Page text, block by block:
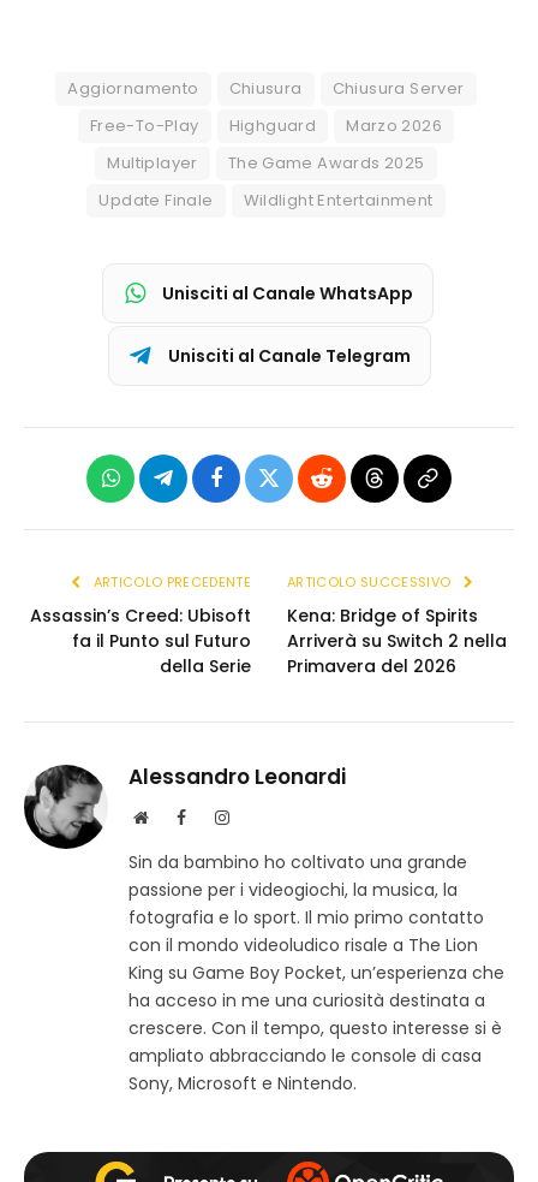
Aggiornamento Chiusura
Chiusura Server
Free-To-Play
Highguard
Marzo 2026
Multiplayer
The Game Awards 2025
Update Finale
Wildlight Entertainment
Unisciti al Canale WhatsApp
Unisciti al Canale Telegram
WhatsAppTelegramFacebook
X
RedditThreadsCopia
ARTICOLO PRECEDENTE
Assassin’s Creed: Ubisoft
fa il Punto sul Futuro
della Serie
ARTICOLO SUCCESSIVO
Kena: Bridge of Spirits
Arriverà su Switch 2 nella
Primavera del 2026
Alessandro Leonardi
S
t
o
w
F
c
e
b
I
s
t
a
m
Sin da bambino ho coltivato una grande
passione per i videogiochi, la musica, la
fotografia e lo sport. Il mio primo contatto
con il mondo videoludico risale a The Lion
King su Game Boy Pocket, un’esperienza che
ha acceso in me una curiosità destinata a
crescere. Con il tempo, questo interesse si è
ampliato abbracciando le console di casa
Sony, Microsoft e Nintendo.